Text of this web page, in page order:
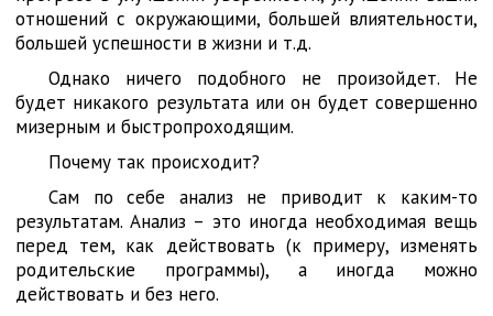
отношений с окружающими, большей влиятельности,
большей успешности в жизни и т.д.
Однако ничего подобного не произойдет. Не
будет никакого результата или он будет совершенно
мизерным и быстропроходящим.
Почему так происходит?
Сам по себе анализ не приводит к каким-то
результатам. Анализ – это иногда необходимая вещь
перед тем, как действовать (к примеру, изменять
родительские программы), а иногда можно
действовать и без него.